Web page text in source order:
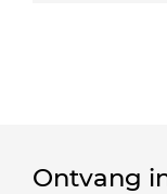
Ontvang